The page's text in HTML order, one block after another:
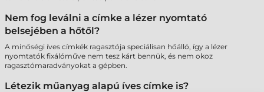
Nem fog leválni a címke a lézer nyomtató
belsejében a hőtől?
A minőségi íves címkék ragasztója speciálisan hőálló, így a lézer
nyomtatók fixálóműve nem tesz kárt bennük, és nem okoz
ragasztómaradványokat a gépben.
Létezik műanyag alapú íves címke is?